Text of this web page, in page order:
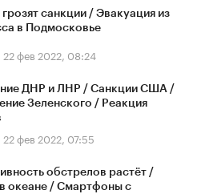
грозят санкции / Эвакуация из
в Подмосковье
22 фев 2022, 08:24
ДНР и ЛНР / Санкции США /
Зеленского / Реакция
22 фев 2022, 07:55
обстрелов растёт /
океане / Смартфоны с